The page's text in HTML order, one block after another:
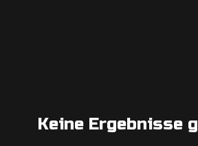
Keine Ergebnisse